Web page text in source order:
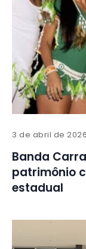
3 de abril de 2026
Banda
patrimônio
estadual